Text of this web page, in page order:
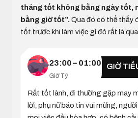
tháng tốt không bằng ngày tốt,
bằng giờ tốt”. Qua đó có thể thấy
tốt trước khi làm việc gì đó rất là
23:00 – 01:00
Giờ Tý
GIỜ
Rất tốt lành, đi thường gặp may
lời, phụ nữ báo tin vui mừng, người